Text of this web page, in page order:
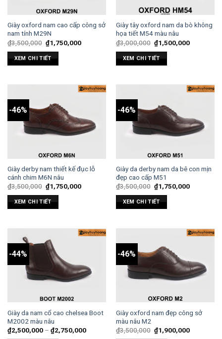
Giày oxford nam cao cấp công sở
nam tính M29N
₫3,500,000 ₫1,750,000
XEM CHI TIẾT
Giày tây oxford nam da bò không
họa tiết M54 màu nâu
₫3,000,000 ₫1,500,000
XEM CHI TIẾT
-46%
Giày derby nam thiết kế đục lỗ
cánh chim M6N nâu
₫3,500,000 ₫1,750,000
XEM CHI TIẾT
-46%
Giày da derby nam da bê con mịn
đẹp cao cấp M51
₫3,500,000 ₫1,750,000
XEM CHI TIẾT
-44%
Giày da nam cổ cao chelsea Boot
M2002 màu nâu
₫2,500,000– ₫2,750,000
-46%
Giày oxford nam đẹp công sở
màu nâu M2
₫3,500,000 ₫1,900,000